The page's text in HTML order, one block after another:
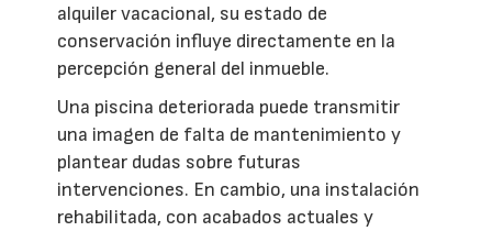
alquiler vacacional, su estado de
conservación influye directamente en la
percepción general del inmueble.
Una piscina deteriorada puede transmitir
una imagen de falta de mantenimiento y
plantear dudas sobre futuras
intervenciones. En cambio, una instalación
rehabilitada, con acabados actuales y